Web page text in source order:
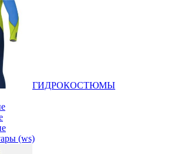
ГИДРОКОСТЮМЫ
(ws)